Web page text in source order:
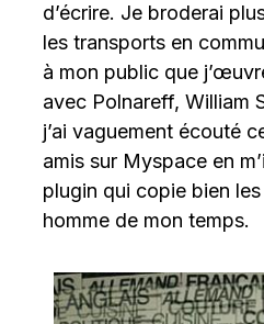
d’écrire. Je broderai
les transports en
à mon public que
avec Polnareff, William
j’ai vaguement écouté
amis sur Myspace en
plugin qui copie bien
homme de mon temps.